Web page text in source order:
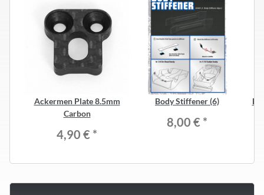
Ackermen Plate 8.5mm
Carbon
4,90 € *
Body Stiffener (6)
8,00 € *